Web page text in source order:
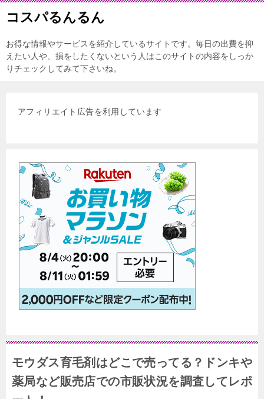
コスパるんるん
お得な情報やサービスを紹介しているサイトです。毎日の出費を抑
えたい人や、損をしたくないという人はこのサイトの内容をしっか
りチェックしてみて下さいね。
アフィリエイト広告を利用しています
モウダス育毛剤はどこで売ってる？ドンキや
薬局など販売店での市販状況を調査してレポ